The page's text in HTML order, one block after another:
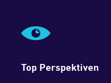
Top Perspektiven